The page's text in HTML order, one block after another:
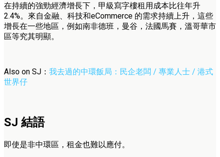
在持續的強勁經濟增長下，甲級寫字樓租用成本比往年升
2.4%。來自金融、科技和eCommerce 的需求持續上升，這些
增長在一些地區，例如南非德班，曼谷，法國馬賽，溫哥華市
區等究其明顯。
Also on SJ： 我去過的中環飯局：民企老闆 / 專業人士 / 港式
世界仔
SJ 結語
即使是非中環區，租金也難以應付。